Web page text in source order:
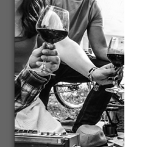
← VOLVER A LAS
MAYO 2022